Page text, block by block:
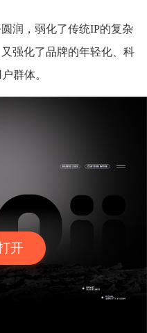
开
润，弱化了传统IP的复杂
强化了品牌的年轻化、科
群体。